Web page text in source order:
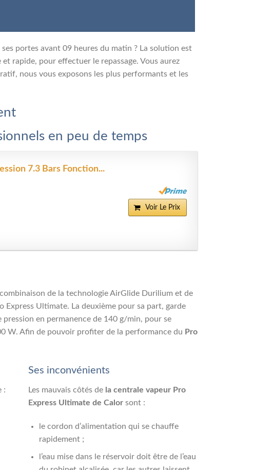
portes avant 09 heures du matin ? La solution est
rapide, pour effectuer le repassage. Vous aurez
nous vous exposons les plus performants et les
en peu de temps
7.3 Bars Fonction...
Voir Le Prix
de la technologie AirGlide Durilium et de
Express Ultimate. La deuxième pour sa part, garde
pression en permanence de 140 g/min, pour se
W. Afin de pouvoir profiter de la performance du Pro
:
Ses inconvénients
Les mauvais côtés de la centrale vapeur Pro
Express Ultimate de Calor sont :
le cordon d’alimentation qui se chauffe
rapidement ;
l’eau mise dans le réservoir doit être de l’eau